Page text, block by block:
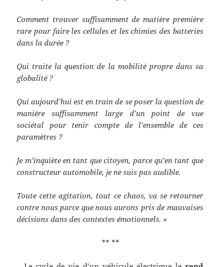
Comment trouver suffisamment de matière première
rare pour faire les cellules et les chimies des batteries
dans la durée ?
Qui traite la question de la mobilité propre dans sa
globalité ?
Qui aujourd’hui est en train de se poser la question de
manière suffisamment large d’un point de vue
sociétal pour tenir compte de l’ensemble de ces
paramètres ?
Je m’inquiète en tant que citoyen, parce qu’en tant que
constructeur automobile, je ne suis pas audible.
Toute cette agitation, tout ce chaos, va se retourner
contre nous parce que nous aurons pris de mauvaises
décisions dans des contextes émotionnels. »
** **